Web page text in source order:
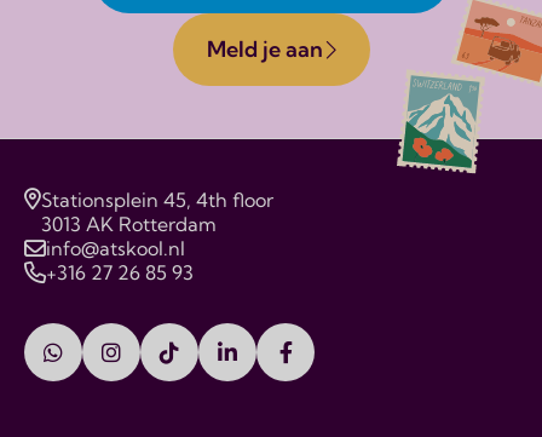
Meld je aan
Stationsplein 45, 4th floor
3013 AK Rotterdam
info@atskool.nl
+316 27 26 85 93